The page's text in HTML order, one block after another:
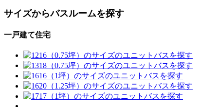
サイズからバスルームを探す
一戸建て住宅